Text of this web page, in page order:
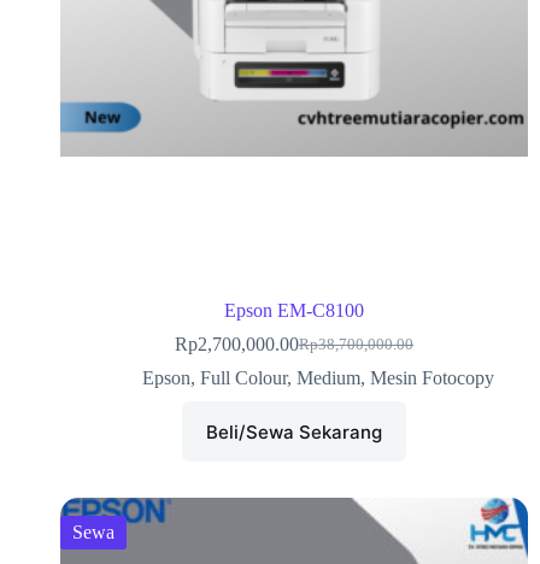
Epson EM-C8100
Rp38,700,000.00
Rp2,700,000.00
Epson, Full Colour, Medium, Mesin Fotocopy
Beli/Sewa Sekarang
Sewa